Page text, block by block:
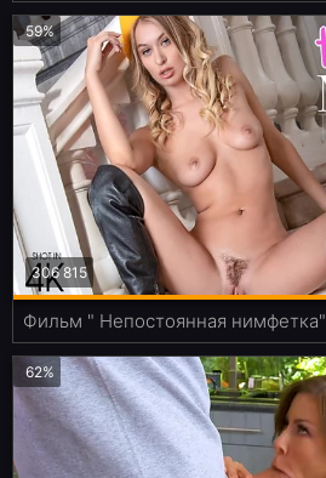
59%
306 815
Фильм " Непостоянная нимфетка"
62%